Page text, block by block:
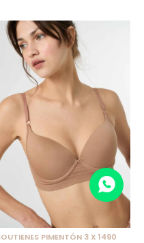
PIMENTÓN 3 X 1490